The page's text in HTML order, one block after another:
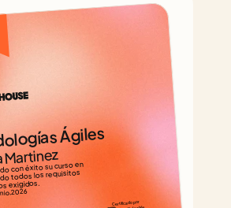
Ágiles
con éxito su curso en
todos los requisitos
exigidos.
2026
Certificado por